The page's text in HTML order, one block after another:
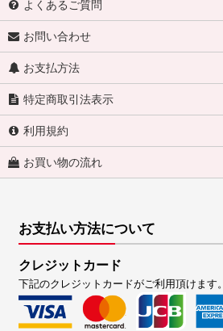
よくあるご質問
お問い合わせ
お支払方法
特定商取引法表示
利用規約
お買い物の流れ
お支払い方法について
クレジットカード
下記のクレジットカードがご利用頂けます。